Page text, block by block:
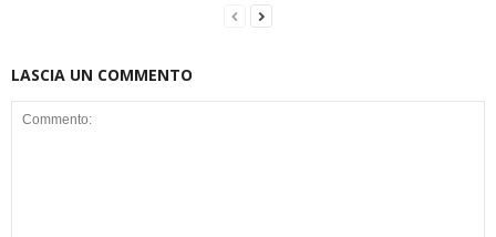
LASCIA UN COMMENTO